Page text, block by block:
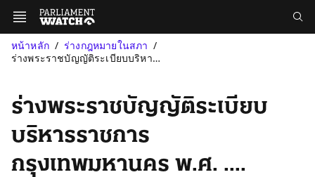
หน้าหลัก
ร่างกฎหมายในสภา
ร่างพระราชบัญญัติระเบียบบริหารราชการกรุงเทพมหานคร พ.ศ. ....
ร่างพระราชบัญญัติระเบียบ
บริหารราชการ
กรุงเทพมหานคร พ.ศ. ....